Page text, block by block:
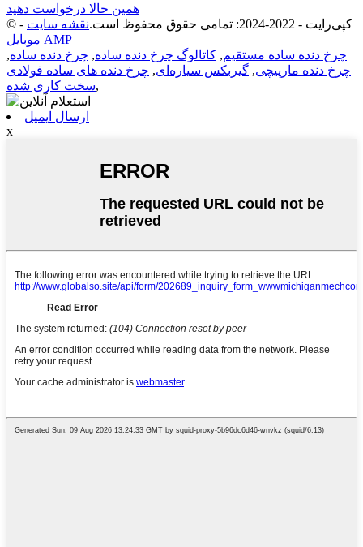
همین حالا درخواست دهید
© کپی‌رایت - 2022-2024: تمامی حقوق محفوظ است.
نقشه سایت -
موبایل AMP
چرخ دنده ساده مستقیم, کاتالوگ چرخ دنده ساده, چرخ دنده ساده,
چرخ دنده مارپیچی, گیربکس سیاره‌ای, چرخ دنده های ساده فولادی
سخت کاری شده,
ارسال ایمیل
x